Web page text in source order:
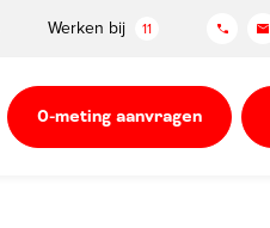
Werken bij 11
0-meting aanvragen